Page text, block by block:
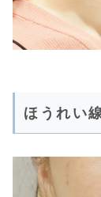
ほうれい